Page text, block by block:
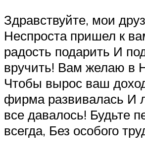
Здравствуйте, мои
Неспроста пришел к
радость подарить И
вручить! Вам желаю в
Чтобы вырос ваш
фирма развивалась И
все давалось! Будьте
всегда, Без особого